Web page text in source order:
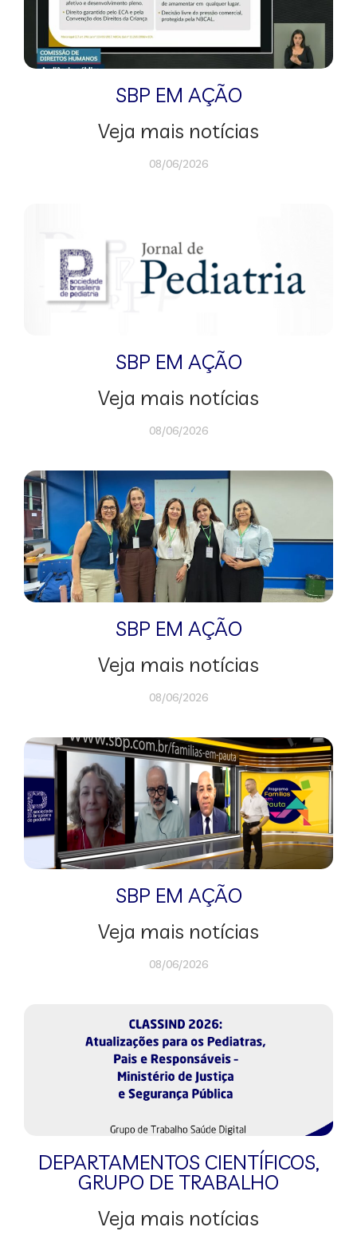
SBP EM AÇÃO
Veja mais notícias
08/06/2026
SBP EM AÇÃO
Veja mais notícias
08/06/2026
SBP EM AÇÃO
Veja mais notícias
08/06/2026
SBP EM AÇÃO
Veja mais notícias
08/06/2026
DEPARTAMENTOS CIENTÍFICOS,
GRUPO DE TRABALHO
Veja mais notícias